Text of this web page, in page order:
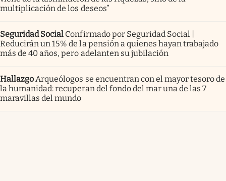
multiplicación de los deseos”
Seguridad Social Confirmado por Seguridad Social |
Reducirán un 15% de la pensión a quienes hayan trabajado
más de 40 años, pero adelanten su jubilación
Hallazgo Arqueólogos se encuentran con el mayor tesoro de
la humanidad: recuperan del fondo del mar una de las 7
maravillas del mundo